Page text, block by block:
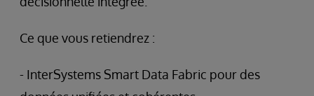
Ce que vous retiendrez :
- InterSystems Smart Data Fabric pour des